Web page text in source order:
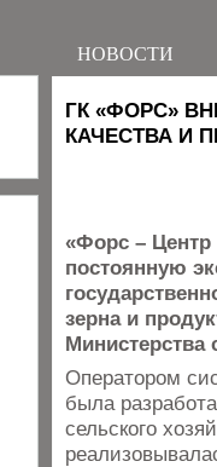
НОВОСТИ
ГК «ФОРС»
КАЧЕСТВА И
«Форс – Центр
постоянную
зерна и
Министерства
Оператором
была
сельского